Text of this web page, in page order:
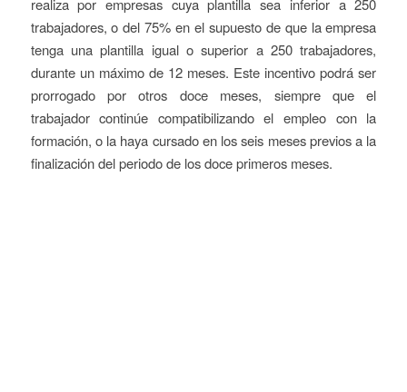
realiza por empresas cuya plantilla sea inferior a 250
trabajadores, o del 75% en el supuesto de que la empresa
tenga una plantilla igual o superior a 250 trabajadores,
durante un máximo de 12 meses. Este incentivo podrá ser
prorrogado por otros doce meses, siempre que el
trabajador continúe compatibilizando el empleo con la
formación, o la haya cursado en los seis meses previos a la
finalización del periodo de los doce primeros meses.